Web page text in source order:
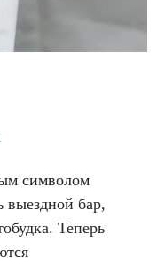
символом
выездной бар,
Теперь